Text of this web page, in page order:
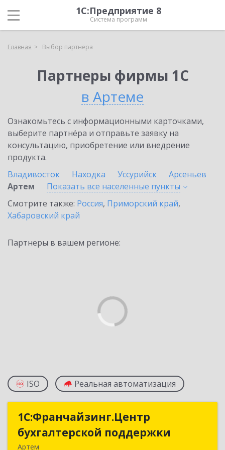
1С:Предприятие 8
Система программ
Главная Выбор партнёра
Партнеры фирмы 1С
в Артеме
Ознакомьтесь с информационными карточками,
выберите партнёра и отправьте заявку на
консультацию, приобретение или внедрение
продукта.
Владивосток
Находка Уссурийск
Арсеньев
Артем
Показать все населенные пункты
Смотрите также: Россия, Приморский край,
Хабаровский край
Партнеры в вашем регионе:
ISO Реальная автоматизация
1С:Франчайзинг.Центр
бухгалтерской поддержки
Артем
1С:Франчайзинг.Центр
бухгалтерской поддержки